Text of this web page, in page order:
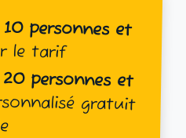
personnes et
le tarif
20 personnes et
gratuit